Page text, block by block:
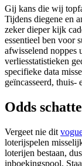
Gij kans die wij
Tijdens diegene en
zeker dieper kijk
essentieel ben voor
afwisselend noppes
verliesstatistieken
specifieke data
geïncasseerd, thuis-
Odds
Vergeet nie dit
loterijspelen
loterijen bestaan,
inboekingspool.